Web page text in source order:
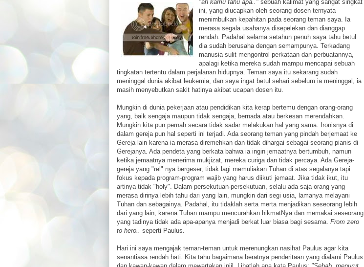
"ah kamu tahu apa.." sebuah kalimat yang sangat singkat
ini, yang diucapkan oleh seorang dosen ternyata
menimbulkan kepahitan pada seorang teman saya. Ia
merasa segala usahanya disepelekan dan dianggap
rendah. Padahal selama setahun penuh saya tahu betul
dia sudah berusaha dengan semampunya. Terkadang
manusia sulit mengontrol perkataan dan perbuatannya,
apalagi ketika mereka sudah mampu mencapai sebuah
tingkatan tertentu dalam perjalanan hidupnya. Teman saya itu sekarang sudah
meninggal dunia akibat leukemia, dan saya ingat betul sehari sebelum ia meninggal, ia
masih menyebutkan sakit hatinya akibat ucapan dosen itu.
Mungkin di dunia pekerjaan atau pendidikan kita kerap bertemu dengan orang-orang
yang, baik sengaja maupun tidak sengaja, bernada atau berkesan merendahkan.
Mungkin kita pun pernah secara tidak sadar melakukan hal yang sama. Ironisnya di
dalam gereja pun hal seperti ini terjadi. Ada seorang teman yang pindah berjemaat ke
Gereja lain karena ia merasa diremehkan dan tidak dihargai sebagai seorang pianis di
Gerejanya. Ada pendeta yang berkata bahwa ia ingin jemaatnya bertumbuh, namun
ketika jemaatnya menerima mukjizat, mereka curiga dan tidak percaya. Ada Gereja-
gereja yang "rel" nya bergeser, tidak lagi memuliakan Tuhan di atas segalanya tapi
fokus kepada program-program wajib yang harus diikuti jemaat. Jika tidak ikut, itu
artinya tidak "holy". Dalam persekutuan-persekutuan, selalu ada saja orang yang
merasa dirinya lebih tahu dari yang lain, mungkin dari segi usia, lamanya melayani
Tuhan dan sebagainya. Padahal, itu tidaklah serta merta menjadikan seseorang lebih
dari yang lain, karena Tuhan mampu mencurahkan hikmatNya dan memakai seseorang
yang tadinya tidak ada apa-apanya menjadi berkat luar biasa bagi sesama. From zero
to hero.. seperti Paulus.
Hari ini saya mengajak teman-teman untuk merenungkan nasihat Paulus agar kita
senantiasa rendah hati. Kita tahu bagaimana beratnya penderitaan yang dialami Paulus